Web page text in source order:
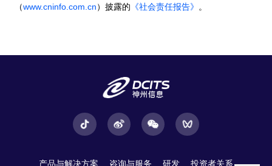
（www.cninfo.com.cn）披露的 《社会责任报告》 。
产品与解决方案 咨询与服务 研发 投资者关系